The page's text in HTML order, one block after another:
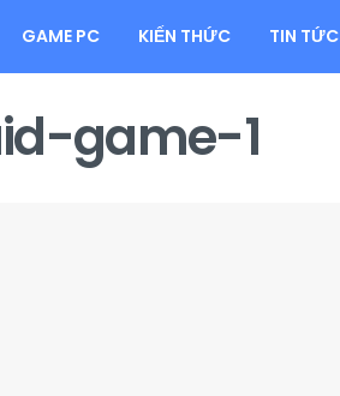
GAME PC KIẾN THỨC TIN TỨC
game-1